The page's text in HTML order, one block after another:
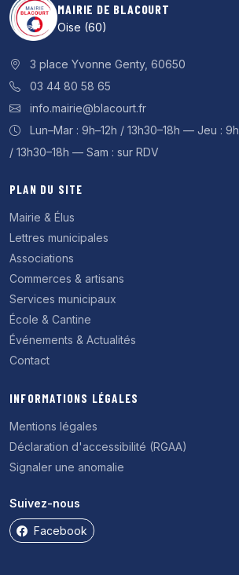
MAIRIE DE BLACOURT
Oise (60)
3 place Yvonne Genty, 60650
03 44 80 58 65
info.mairie@blacourt.fr
Lun–Mar : 9h–12h / 13h30–18h — Jeu :
/ 13h30–18h — Sam : sur RDV
PLAN DU SITE
Mairie & Élus
Lettres municipales
Associations
Commerces & artisans
Services municipaux
École & Cantine
Événements & Actualités
Contact
INFORMATIONS LÉGALES
Mentions légales
Déclaration d'accessibilité (RGAA)
Signaler une anomalie
Suivez-nous
Facebook (nouvel onglet)